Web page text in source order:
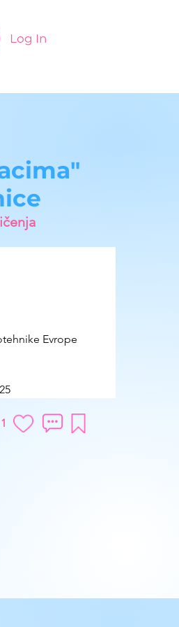
Log In
Evrope
1